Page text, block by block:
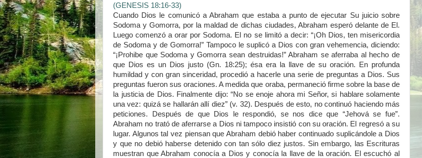
(GENESIS 18:16-33)
Cuando Dios le comunicó a Abraham que estaba a punto de ejecutar Su juicio sobre
Sodoma y Gomorra, por la maldad de dichas ciudades, Abraham esperó delante de El.
Luego comenzó a orar por Sodoma. El no se limitó a decir: “¡Oh Dios, ten misericordia
de Sodoma y de Gomorra!” Tampoco le suplicó a Dios con gran vehemencia, diciendo:
“¡Prohibe que Sodoma y Gomorra sean destruidas!” Abraham se aferraba al hecho de
que Dios es un Dios justo (Gn. 18:25); ésa era la llave de su oración. En profunda
humildad y con gran sinceridad, procedió a hacerle una serie de preguntas a Dios. Sus
preguntas fueron sus oraciones. A medida que oraba, permaneció firme sobre la base de
la justicia de Dios. Finalmente dijo: “No se enoje ahora mi Señor, si hablare solamente
una vez: quizá se hallarán allí diez” (v. 32). Después de esto, no continuó haciendo más
peticiones. Después de que Dios le respondió, se nos dice que “Jehová se fue”.
Abraham no trató de aferrarse a Dios ni tampoco insistió con su oración. El regresó a su
lugar. Algunos tal vez piensan que Abraham debió haber continuado suplicándole a Dios
y que no debió haberse detenido con tan sólo diez justos. Sin embargo, las Escrituras
muestran que Abraham conocía a Dios y conocía la llave de la oración. El escuchó al